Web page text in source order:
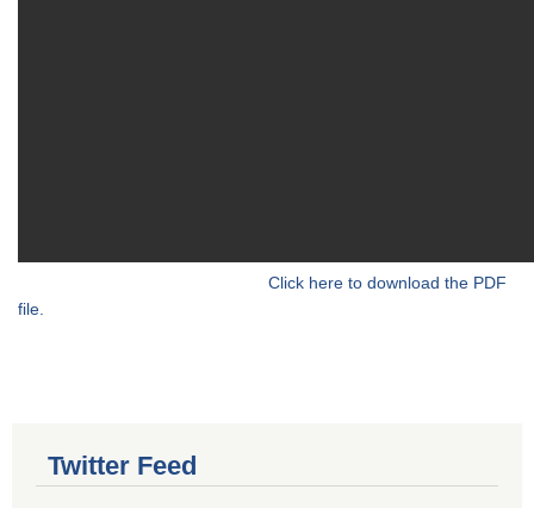
Click here to download the PDF
file.
Twitter Feed